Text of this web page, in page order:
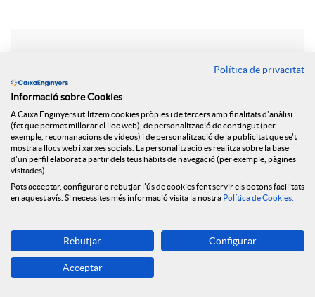
m
p
a
r
t
Notícies relacionades
Posem en marxa un nou espai web dedicat a la
salut financera
La Fundació Caixa Enginyers signa un acord de
col·laboració amb la UAB per a impulsar el
Participem en la jornada “Dones i Enginyeria:
Aprenent les STEAM a través del joc amb ENGINY-
era
La Fundació col·labora amb el programa de
Política de privacitat
Informació sobre Cookies
A Caixa Enginyers utilitzem cookies pròpies i de tercers amb finalitats d'anàlisi
(fet que permet millorar el lloc web), de personalització de contingut (per
exemple, recomanacions de vídeos) i de personalització de la publicitat que se't
mostra a llocs web i xarxes socials. La personalització es realitza sobre la base
d'un perfil elaborat a partir dels teus hàbits de navegació (per exemple, pàgines
visitades).
Pots acceptar, configurar o rebutjar l'ús de cookies fent servir els botons facilitats
en aquest avís. Si necessites més informació visita la nostra Política de Cookies
Rebutjar Configurar
Acceptar